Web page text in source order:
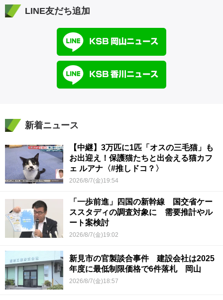
LINE友だち追加
新着ニュース
【中継】3万匹に1匹「オスの三毛猫」も
お出迎え！保護猫たちと出会える猫カフ
ェ ルアナ〈#推しドコ？〉
2026/8/7(金)19:54
「一歩前進」四国の新幹線 国交省ケー
ススタディの調査対象に 需要推計やル
ート案検討
2026/8/7(金)19:02
新見市の官製談合事件 建設会社は2025
年度に最低制限価格で6件落札 岡山
2026/8/7(金)18:57